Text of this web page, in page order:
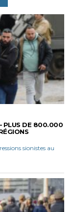
PLUS DE 800.000
sionistes au